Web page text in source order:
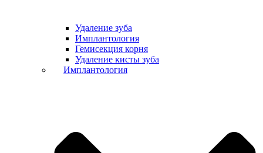
Удаление зуба
Имплантология
Гемисекция корня
Удаление кисты зуба
Имплантология